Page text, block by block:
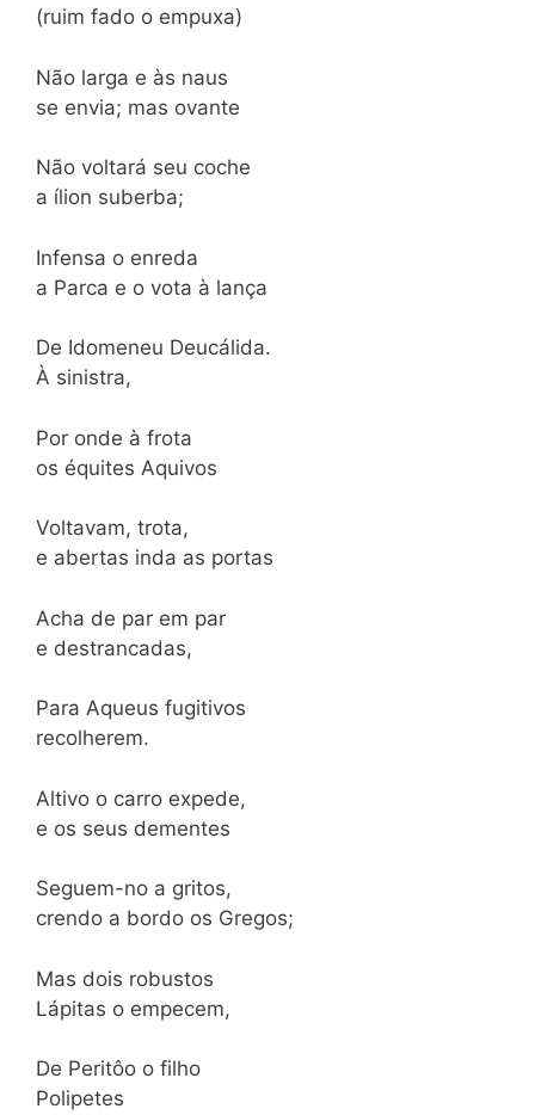
(ruim fado o empuxa)
Não larga e às naus
se envia; mas ovante
Não voltará seu coche
a ílion suberba;
Infensa o enreda
a Parca e o vota à lança
De Idomeneu Deucálida.
À sinistra,
Por onde à frota
os équites Aquivos
Voltavam, trota,
e abertas inda as portas
Acha de par em par
e destrancadas,
Para Aqueus fugitivos
recolherem.
Altivo o carro expede,
e os seus dementes
Seguem-no a gritos,
crendo a bordo os Gregos;
Mas dois robustos
Lápitas o empecem,
De Peritôo o filho
Polipetes